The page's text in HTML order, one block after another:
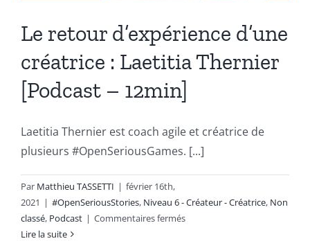
Le retour d’expérience d’une
créatrice : Laetitia Thernier
[Podcast – 12min]
Laetitia Thernier est coach agile et créatrice de
plusieurs #OpenSeriousGames. [...]
Par Matthieu TASSETTI | février 16th,
2021 | #OpenSeriousStories, Niveau 6 - Créateur - Créatrice, Non
classé, Podcast | Commentaires ferméssur
Lire la suite